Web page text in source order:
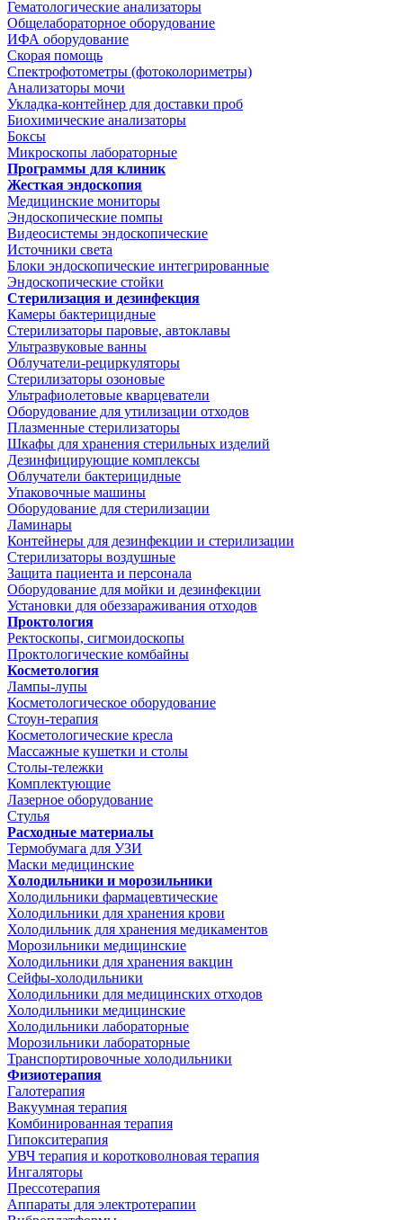
Гематологические анализаторы
Общелабораторное оборудование
ИФА оборудование
Скорая помощь
Спектрофотометры (фотоколориметры)
Анализаторы мочи
Укладка-контейнер для доставки проб
Биохимические анализаторы
Боксы
Микроскопы лабораторные
Программы для клиник
Жесткая эндоскопия
Медицинские мониторы
Эндоскопические помпы
Видеосистемы эндоскопические
Источники света
Блоки эндоскопические интегрированные
Эндоскопические стойки
Стерилизация и дезинфекция
Камеры бактерицидные
Стерилизаторы паровые, автоклавы
Ультразвуковые ванны
Облучатели-рециркуляторы
Стерилизаторы озоновые
Ультрафиолетовые кварцеватели
Оборудование для утилизации отходов
Плазменные стерилизаторы
Шкафы для хранения стерильных изделий
Дезинфицирующие комплексы
Облучатели бактерицидные
Упаковочные машины
Оборудование для стерилизации
Ламинары
Контейнеры для дезинфекции и стерилизации
Стерилизаторы воздушные
Защита пациента и персонала
Оборудование для мойки и дезинфекции
Установки для обеззараживания отходов
Проктология
Ректоскопы, сигмоидоскопы
Проктологические комбайны
Косметология
Лампы-лупы
Косметологическое оборудование
Стоун-терапия
Косметологические кресла
Массажные кушетки и столы
Столы-тележки
Комплектующие
Лазерное оборудование
Стулья
Расходные материалы
Термобумага для УЗИ
Маски медицинские
Холодильники и морозильники
Холодильники фармацевтические
Холодильники для хранения крови
Холодильник для хранения медикаментов
Морозильники медицинские
Холодильники для хранения вакцин
Сейфы-холодильники
Холодильники для медицинских отходов
Холодильники медицинские
Холодильники лабораторные
Морозильники лабораторные
Транспортировочные холодильники
Физиотерапия
Галотерапия
Вакуумная терапия
Комбинированная терапия
Гипокситерапия
УВЧ терапия и коротковолновая терапия
Ингаляторы
Прессотерапия
Аппараты для электротерапии